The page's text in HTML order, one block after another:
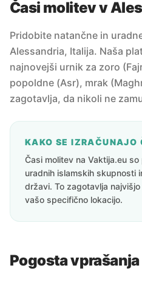
Časi molitev v
Pridobite natančne in
Alessandria, Italija. Naša
najnovejši urnik za zoro
popoldne (Asr), mrak
zagotavlja, da nikoli ne
KAKO SE IZRAČUNAJO
Časi molitev na Vaktija.eu
uradnih islamskih skupnosti
državi. To zagotavlja
vašo specifično lokacijo.
Pogosta vprašanja